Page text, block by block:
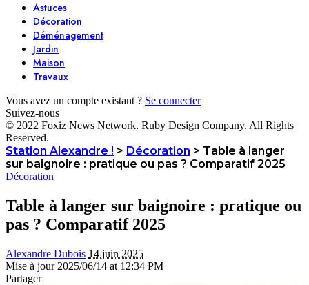
Astuces
Décoration
Déménagement
Jardin
Maison
Travaux
Vous avez un compte existant ? Se connecter
Suivez-nous
© 2022 Foxiz News Network. Ruby Design Company. All Rights
Reserved.
Station Alexandre ! > Décoration > Table à langer
sur baignoire : pratique ou pas ? Comparatif 2025
Décoration
Table à langer sur baignoire : pratique ou
pas ? Comparatif 2025
Alexandre Dubois 14 juin 2025
Mise à jour 2025/06/14 at 12:34 PM
Partager